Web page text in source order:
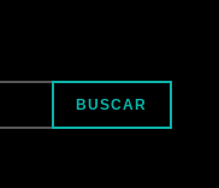
BUSCAR